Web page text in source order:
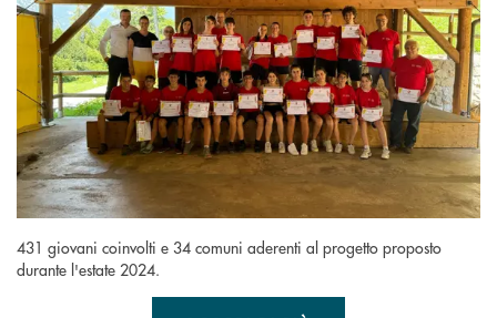
431 giovani coinvolti e 34 comuni aderenti al progetto proposto
durante l'estate 2024.